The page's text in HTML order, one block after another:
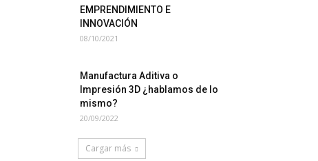
EMPRENDIMIENTO E
INNOVACIÓN
08/10/2021
Manufactura Aditiva o
Impresión 3D ¿hablamos de lo
mismo?
20/09/2022
Cargar más